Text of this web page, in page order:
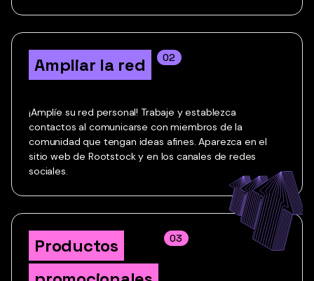
Ampliar la red 02
¡Amplíe su red personal! Trabaje y establezca
contactos al comunicarse con miembros de la
comunidad que tengan ideas afines. Aparezca en el
sitio web de Rootstock y en los canales de redes
sociales.
Productos
03